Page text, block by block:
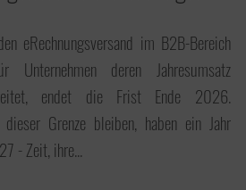
Jahresabschluss
eRechnungsversand im B2B-Bereich
Unternehmen deren Jahresumsatz
endet die Frist Ende 2026.
Grenze bleiben, haben ein Jahr
- Zeit, ihre...